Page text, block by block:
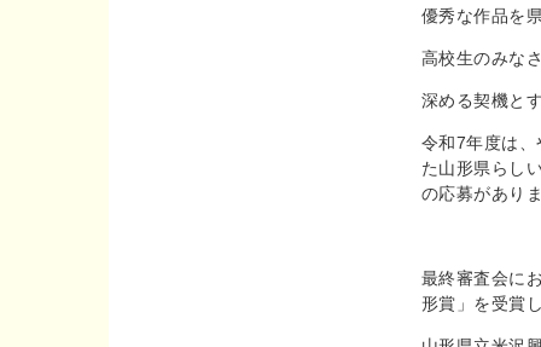
優秀な作品を
高校生のみな
深める契機と
令和7年度は
た山形県らし
の応募があり
最終審査会に
形賞」を受賞